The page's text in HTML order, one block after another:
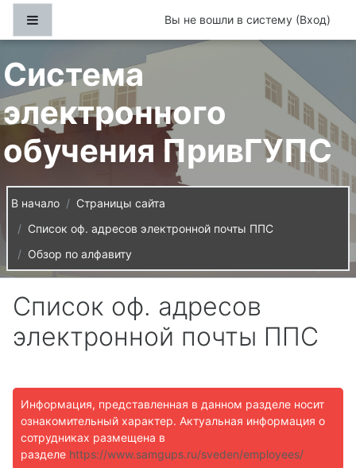
Перейти к основному содержанию
Вы не вошли в систему (Вход)
Система
электронного
обучения ПривГУПС
В начало
Страницы сайта
Список оф. адресов электронной почты ППС
Обзор по алфавиту
Список оф. адресов
электронной почты ППС
Информация, представленная в данном разделе носит
ознакомительный характер. Актуальная информация о
сотрудниках размещена в
разделе https://www.samgups.ru/sveden/employees/